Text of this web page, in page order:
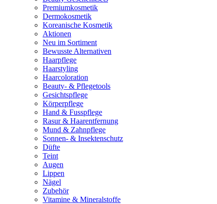
Premiumkosmetik
Dermokosmetik
Koreanische Kosmetik
Aktionen
Neu im Sortiment
Bewusste Alternativen
Haarpflege
Haarstyling
Haarcoloration
Beauty- & Pflegetools
Gesichtspflege
Körperpflege
Hand & Fusspflege
Rasur & Haarentfernung
Mund & Zahnpflege
Sonnen- & Insektenschutz
Düfte
Teint
Augen
Lippen
Nägel
Zubehör
Vitamine & Mineralstoffe